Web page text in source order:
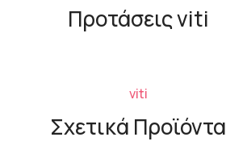
Προτάσεις viti
viti
Σχετικά Προϊόντα